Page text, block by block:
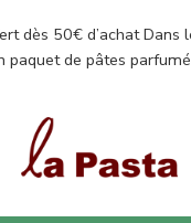
dès 50€ d’achat Dans
paquet de pâtes